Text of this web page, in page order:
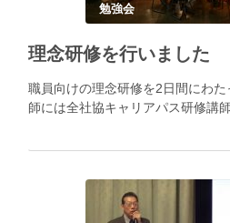
勉強会
理念研修を行いました
職員向けの理念研修を2日間にわ
師には全社協キャリアパス研修講